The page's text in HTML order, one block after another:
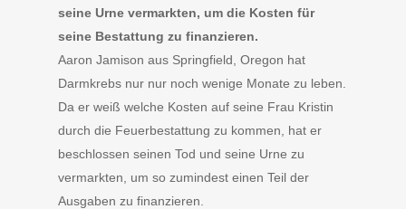
seine Urne vermarkten, um die Kosten für
seine Bestattung zu finanzieren.
Aaron Jamison aus Springfield, Oregon hat
Darmkrebs nur nur noch wenige Monate zu leben.
Da er weiß welche Kosten auf seine Frau Kristin
durch die Feuerbestattung zu kommen, hat er
beschlossen seinen Tod und seine Urne zu
vermarkten, um so zumindest einen Teil der
Ausgaben zu finanzieren.